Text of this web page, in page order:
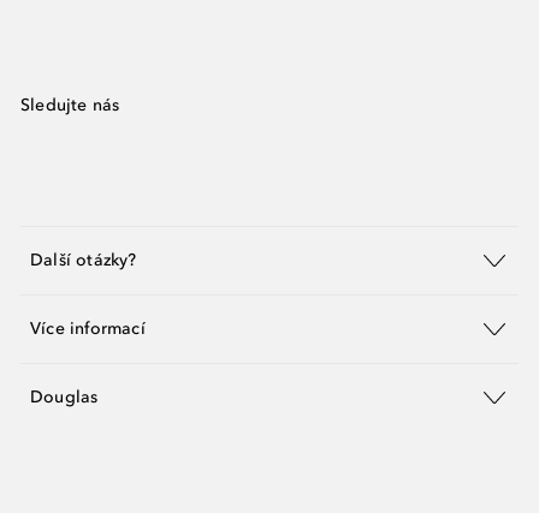
Sledujte nás
Další otázky?
Více informací
Douglas